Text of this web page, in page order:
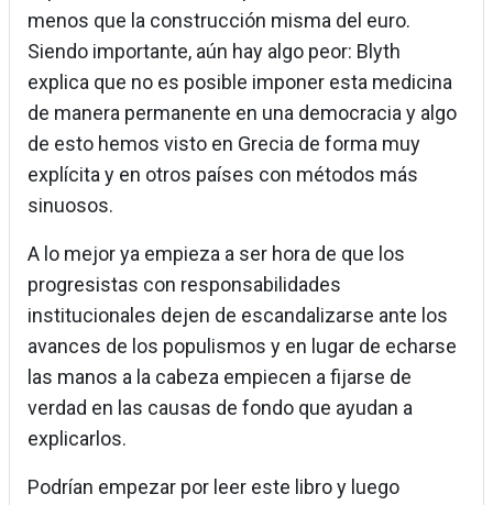
menos que la construcción misma del euro.
Siendo importante, aún hay algo peor: Blyth
explica que no es posible imponer esta medicina
de manera permanente en una democracia y algo
de esto hemos visto en Grecia de forma muy
explícita y en otros países con métodos más
sinuosos.
A lo mejor ya empieza a ser hora de que los
progresistas con responsabilidades
institucionales dejen de escandalizarse ante los
avances de los populismos y en lugar de echarse
las manos a la cabeza empiecen a fijarse de
verdad en las causas de fondo que ayudan a
explicarlos.
Podrían empezar por leer este libro y luego